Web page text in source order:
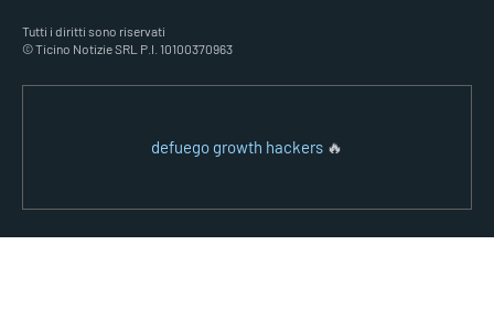
Tutti i diritti sono riservati
© Ticino Notizie SRL P.I. 10100370963
defuego growth hackers 🔥